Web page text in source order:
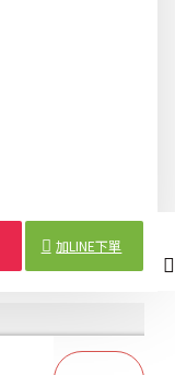
加LINE下單
用品
禮品
禮